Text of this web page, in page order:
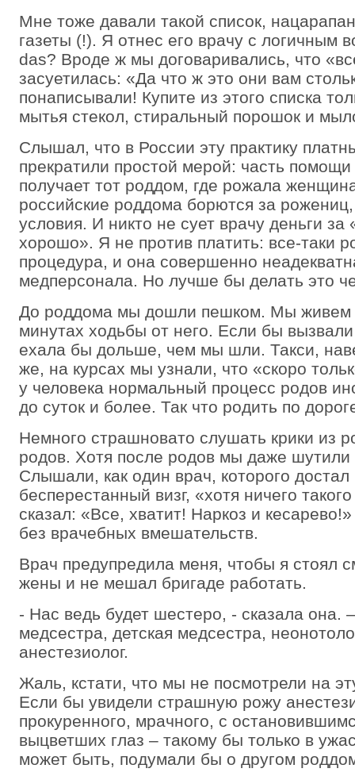
Мне тоже давали такой список,
газеты (!). Я отнес его врачу с логичным
das? Вроде ж мы договаривались, что
засуетилась: «Да что ж это они вам
понаписывали! Купите из этого списка
мытья стекол, стиральный порошок и
Слышал, что в России эту практику
прекратили простой мерой: часть
получает тот роддом, где рожала
российские роддома борются за
условия. И никто не сует врачу деньги
хорошо». Я не против платить: все-таки
процедура, и она совершенно
медперсонала. Но лучше бы делать это
До роддома мы дошли пешком. Мы живем
минутах ходьбы от него. Если бы
ехала бы дольше, чем мы шли. Такси,
же, на курсах мы узнали, что «скоро
у человека нормальный процесс родов
до суток и более. Так что родить по
Немного страшновато слушать крики из
родов. Хотя после родов мы даже шутили
Слышали, как один врач, которого достал
бесперестанный визг, «хотя ничего
сказал: «Все, хватит! Наркоз и
без врачебных вмешательств.
Врач предупредила меня, чтобы я стоял
жены и не мешал бригаде работать.
- Нас ведь будет шестеро, - сказала она.
медсестра, детская медсестра,
анестезиолог.
Жаль, кстати, что мы не посмотрели на
Если бы увидели страшную рожу
прокуренного, мрачного, с
выцветших глаз – такому бы только в
может быть, подумали бы о другом